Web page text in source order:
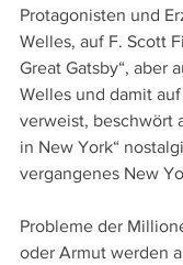
Protagonisten und
Welles, auf F. Scott
Great Gatsby“, aber
Welles und damit
verweist, beschwört
in New York“
vergangenes New
Probleme der
oder Armut werden